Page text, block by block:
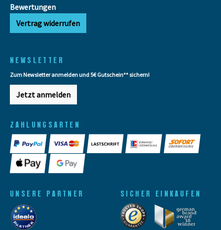
Bewertungen
Vertrag widerrufen
NEWSLETTER
Zum Newsletter anmelden und 5€ Gutschein** sichern!
Jetzt anmelden
ZAHLUNGSARTEN
UNSERE PARTNER SICHER EINKAUFEN